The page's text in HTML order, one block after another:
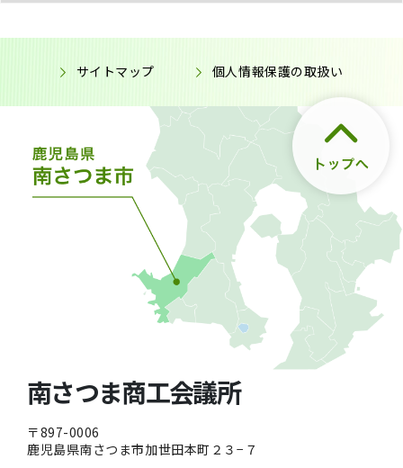
サイトマップ 個人情報保護の取扱い
南さつま商工会議所
〒897-0006
鹿児島県南さつま市加世田本町２３−７